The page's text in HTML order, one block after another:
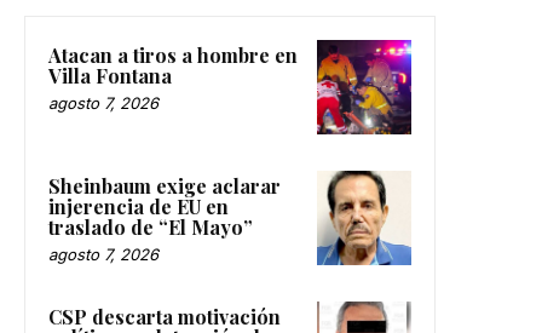
Atacan a tiros a hombre en
Villa Fontana
agosto 7, 2026
Sheinbaum exige aclarar
injerencia de EU en
traslado de “El Mayo”
agosto 7, 2026
CSP descarta motivación